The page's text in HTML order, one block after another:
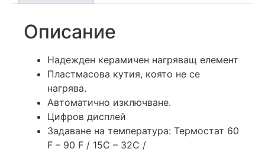
Описание
Надежден керамичен нагряващ елемент
Пластмасова кутия, която не се
нагрява.
Автоматично изключване.
Цифров дисплей
Задаване на температура: Термостат 60
F – 90 F / 15C – 32C /